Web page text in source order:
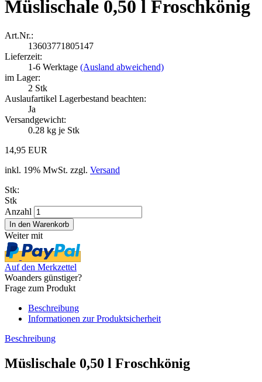
Müslischale 0,50 l Froschkönig
Art.Nr.:
13603771805147
Lieferzeit:
1-6 Werktage (Ausland abweichend)
im Lager:
2 Stk
Auslaufartikel Lagerbestand beachten:
Ja
Versandgewicht:
0.28 kg je Stk
14,95 EUR
inkl. 19% MwSt. zzgl. Versand
Stk:
Stk
Anzahl
Weiter mit
Auf den Merkzettel
Woanders günstiger?
Frage zum Produkt
Beschreibung
Informationen zur Produktsicherheit
Beschreibung
Müslischale 0,50 l Froschkönig